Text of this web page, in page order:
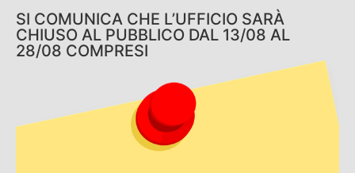
SI COMUNICA CHE L’UFFICIO SARÀ
CHIUSO AL PUBBLICO DAL 13/08 AL
28/08 COMPRESI